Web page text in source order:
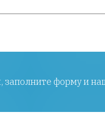
заполните форму и